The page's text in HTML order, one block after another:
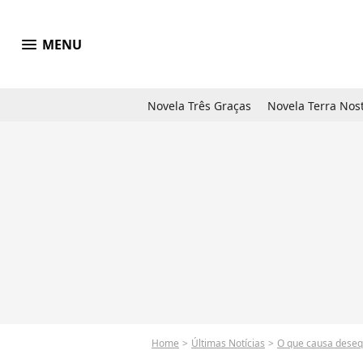
menu MENU
Novela Três Graças Novela Terra
Home Últimas Notícias O que causa